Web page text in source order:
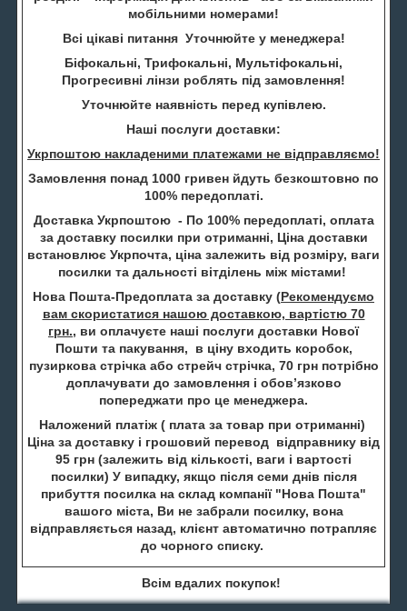
мобільними номерами!
Всі цікаві питання Уточнюйте у менеджера!
Біфокальні, Трифокальні, Мультіфокальні,
Прогресивні лінзи роблять під замовлення!
Уточнюйте наявність перед купівлею.
Наші послуги доставки:
Укрпоштою накладеними платежами не відправляємо!
Замовлення понад 1000 гривен йдуть безкоштовно по
100% передоплаті.
Доставка Укрпоштою - По 100% передоплаті, оплата
за доставку посилки при отриманні, Ціна доставки
встановлює Укрпочта, ціна залежить від розміру, ваги
посилки та дальності вітділень між містами!
Нова Пошта-Предоплата за доставку (Рекомендуємо
вам скористатися нашою доставкою, вартістю 70
грн., ви оплачуєте наші послуги доставки Нової
Пошти та пакування, в ціну входить коробок,
пузиркова стрічка або стрейч стрічка, 70 грн потрібно
доплачувати до замовлення і обов’язково
попереджати про це менеджера.
Наложений платіж ( плата за товар при отриманні)
Ціна за доставку і грошовий перевод відправнику від
95 грн (залежить від кількості, ваги і вартості
посилки) У випадку, якщо після семи днів після
прибуття посилка на склад компанії "Нова Пошта"
вашого міста, Ви не забрали посилку, вона
відправляється назад, клієнт автоматично потрапляє
до чорного списку.
Всім вдалих покупок!